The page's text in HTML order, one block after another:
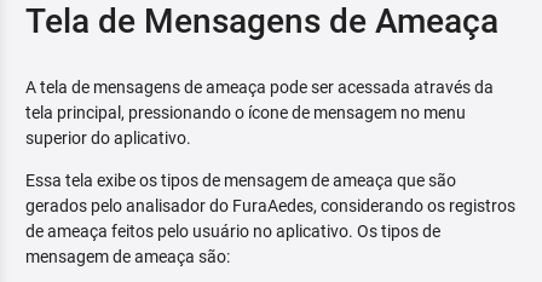
Tela de Mensagens de Ameaça
A tela de mensagens de ameaça pode ser acessada através da
tela principal, pressionando o ícone de mensagem no menu
superior do aplicativo.
Essa tela exibe os tipos de mensagem de ameaça que são
gerados pelo analisador do FuraAedes, considerando os registros
de ameaça feitos pelo usuário no aplicativo. Os tipos de
mensagem de ameaça são: